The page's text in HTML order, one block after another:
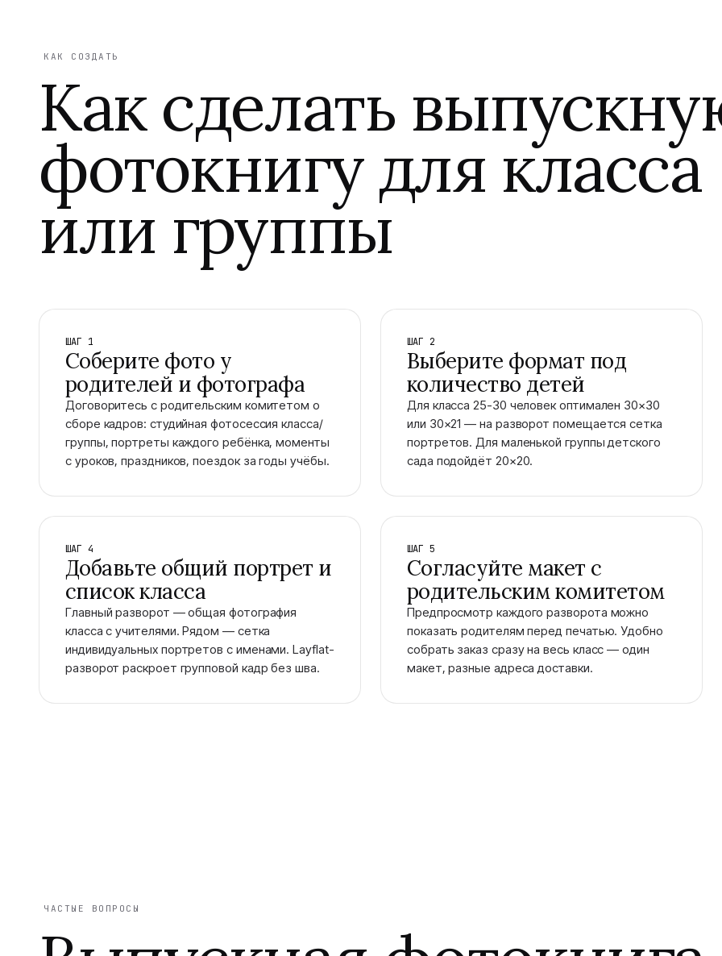
КАК СОЗДАТЬ
Как сделать
фотокнигу для класса
или группы
ШАГ 1
Соберите фото у
родителей и фотографа
Договоритесь с родительским комитетом о
сборе кадров: студийная фотосессия класса/
группы, портреты каждого ребёнка, моменты
с уроков, праздников, поездок за годы учёбы.
ШАГ 2
Выберите формат под
количество детей
Для класса 25-30 человек оптимален 30×30
или 30×21 — на разворот помещается сетка
портретов. Для маленькой группы детского
сада подойдёт 20×20.
ШАГ 4
Добавьте общий портрет и
список класса
Главный разворот — общая фотография
класса с учителями. Рядом — сетка
индивидуальных портретов с именами. Layflat-
разворот раскроет групповой кадр без шва.
ШАГ 5
Согласуйте макет с
родительским комитетом
Предпросмотр каждого разворота можно
показать родителям перед печатью. Удобно
собрать заказ сразу на весь класс — один
макет, разные адреса доставки.
ЧАСТЫЕ ВОПРОСЫ